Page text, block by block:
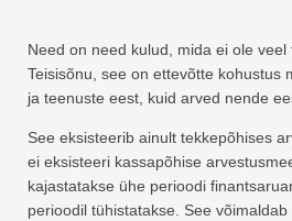
Need on need kulud, mida ei ole
Teisisõnu, see on ettevõtte kohustus
ja teenuste eest, kuid arved nende
See eksisteerib ainult tekkepõhises
ei eksisteeri kassapõhise
kajastatakse ühe perioodi
perioodil tühistatakse. See